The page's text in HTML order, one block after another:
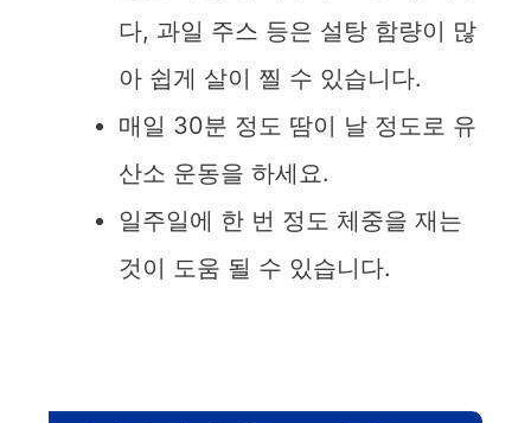
다, 과일 주스 등은 설탕 함량이 많
아 쉽게 살이 찔 수 있습니다.
매일 30분 정도 땀이 날 정도로 유
산소 운동을 하세요.
일주일에 한 번 정도 체중을 재는
것이 도움 될 수 있습니다.